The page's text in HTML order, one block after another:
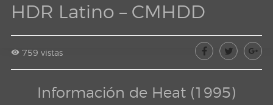
HDR Latino – CMHDD
759 vistas
Información de Heat (1995)